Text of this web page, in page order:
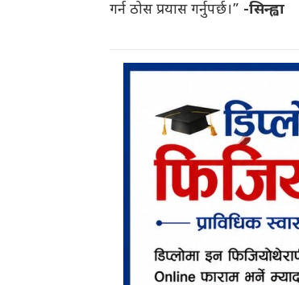
गर्न ठोस प्रयास गर्नुपर्छ।” -सिन्ह्वा